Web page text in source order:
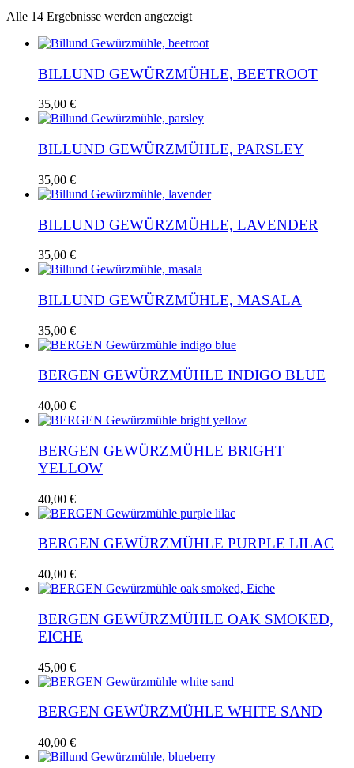
Alle 14 Ergebnisse werden angezeigtNach
sortiert
BILLUND GEWÜRZMÜHLE, BEETROOT
35,00 €
BILLUND GEWÜRZMÜHLE, PARSLEY
35,00 €
BILLUND GEWÜRZMÜHLE, LAVENDER
35,00 €
BILLUND GEWÜRZMÜHLE, MASALA
35,00 €
BERGEN GEWÜRZMÜHLE INDIGO BLUE
40,00 €
BERGEN GEWÜRZMÜHLE BRIGHT
YELLOW
40,00 €
BERGEN GEWÜRZMÜHLE PURPLE LILAC
40,00 €
BERGEN GEWÜRZMÜHLE OAK SMOKED,
EICHE
45,00 €
BERGEN GEWÜRZMÜHLE WHITE SAND
40,00 €